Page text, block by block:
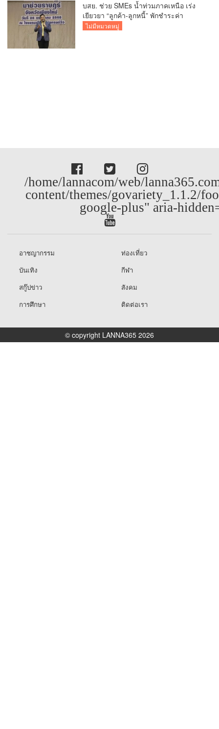
บสย. ช่วย SMEs น้ำท่วมภาคเหนือ เร่ง
เยียวยา “ลูกค้า-ลูกหนี้” พักชำระค่า
ธรรมเนียม-ค่างวด
ไม่มีหมวดหมู่
/home/lannacom/web/
content/themes/govariety_1.1.2/
google-plus" aria-
อาชญากรรม
ท่องเที่ยว
บันเทิง
กีฬา
สกู๊ปข่าว
สังคม
การศึกษา
ติดต่อเรา
© copyright LANNA365 2026